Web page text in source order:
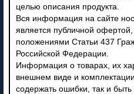
целью описания продукта.
Вся информация на сайте
является публичной
положениями Статьи 437
Российской Федерации.
Информация о товарах, их
внешнем виде и
содержать ошибки, так и